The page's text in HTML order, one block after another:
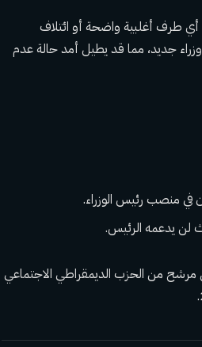
أي طرف أغلبية واضحة أو ائتلاف
جديد، مما قد يطيل أمد حالة عدم
في منصب رئيس الوزراء.
لن يدعمه الرئيس.
رئيس الوزراء في عام 2027 من بولوجان إلى مرشح من الحزب الديمقراطي الاجتماعي